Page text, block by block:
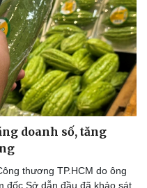
doanh số, tăng
thương TP.HCM do ông
đốc Sở dẫn đầu đã khảo sát,